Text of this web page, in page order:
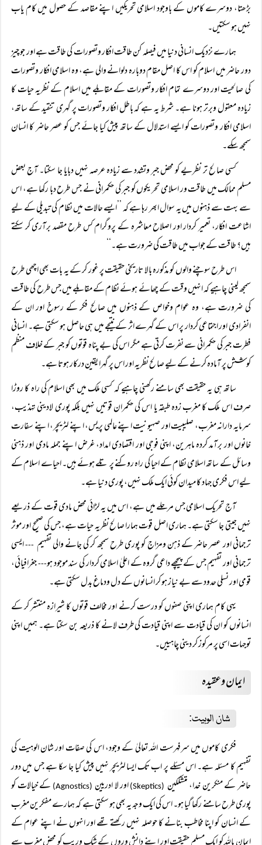
بڑھتا، دوسرے کاموں کے باوجود اسلامی تحریکیں اپنے مقاصد کے حصول میں کام یاب
نہیں ہو سکتیں۔
ہمارے نزدیک انسانی دنیا میں فیصلہ کن طاقت افکار وتصورات کی طاقت ہے اور جو چیز
دور حاضر میں اسلام کو اس کا اصل مقام دوبارہ دلوانے والی ہے، وہ اسلامی افکار وتصورات
کی صالحیت اور دوسرے تمام افکار وتصورات کے مقابلے میں اسلام کے نظریہ حیات کا
زیادہ معقول وبرتر ہونا ہے۔ شرط یہ ہے کہ باطل افکار وتصورات پر گہری تنقید کے ساتھ،
اسلامی افکار وتصورات کو ایسے استدلال کے ساتھ پیش کیا جائے جس کو عصر حاضر کا انسان
سمجھ سکے۔
کسی صالح تر نظریے کو محض جبر وتشدد سے زیادہ عرصہ نہیں دبایا جا سکتا۔ آج بعض
مسلم ممالک میں طاقت ور اسلامی تحریکوں کو جبر کی حکمرانی نے جس طرح دبا رکھا ہے، اس
سے بہت سے ذہنوں میں یہ سوال ابھر رہا ہے کہ ’’ایسے حالات میں نظام کی تبدیلی کے لیے
اشاعت افکار، تعمیر کردار اور اصلاح معاشرہ کے پروگرام کس طرح مقصد برآری کر سکتے
ہیں؟ طاقت کے جواب میں طاقت کی ضرورت ہے۔‘‘
اس طرح سوچنے والوں کو مذکورہ بالا تاریخی حقیقت پر غور کر کے یہ بات بھی اچھی طرح
سمجھ لینی چاہیے کہ انہیں وقت کے چھائے ہوئے نظام کے مقابلے میں جس طرح کی طاقت
کی ضرورت ہے، وہ عوام وخواص کے ذہنوں میں صالح فکر کے رسوخ اور ان کے
انفرادی اور اجتماعی کردار پر اس کے گہرے اثر کے نتیجے میں ہی حاصل ہو سکتی ہے۔ انسانی
فطرت جبر کی حکمرانی سے نفرت کرتی ہے مگر اس کی بے پناہ قوتوں کو جبر کے خلاف منظم
کوشش پر آمادہ کرنے کے لیے صالح نظریہ اور اس پر گہرا یقین درکار ہوتا ہے۔
ساتھ ہی یہ حقیقت بھی سامنے رکھنی چاہیے کہ کسی ملک میں بھی اسلام کی راہ کا روڑا
صرف اس ملک کا مغرب زدہ طبقہ یا اس کی حکمران قوتیں نہیں بلکہ پوری لادینی تہذیب،
سرمایہ دارانہ مغرب، صلیبیت اور صہیونیت اپنے عالمی پریس، اپنے لٹریچر، اپنے سفارت
خانوں اور برآمد کردہ ماہرین، اپنی فوجی اور اقتصادی امداد، غرض اپنے جملہ مادی اور ذہنی
وسائل کے ساتھ اسلامی نظام کے احیا کی راہ روکنے پر تلے ہوئے ہیں۔ احیاے اسلام کے
لیے اس فکری جہاد کا میدان کوئی ایک ملک نہیں، پوری دنیا ہے۔
آج تحریک اسلامی جس مرحلے میں ہے، اس میں یہ لڑائی محض مادی قوت کے ذریعے
نہیں جیتی جا سکتی ہے۔ ہماری اصل قوت ہمارا صالح نظریہ حیات ہے، جس کی صحیح اور موثر
ترجمانی اور عصر حاضر کے ذہن ومزاج کو پوری طرح سمجھ کر کی جانے والی تفہیم ---ایسی
ترجمانی اور تفہیم جس کے پیچھے داعی گروہ کے اعلیٰ اسلامی کردار کی سند موجود ہو---جغرافیائی،
قومی اور نسلی حدود سے بے نیاز ہو کر انسانوں کے دل ودماغ بدل سکتی ہے۔
یہی کام ہماری اپنی صفوں کو درست کرنے اور مخالف قوتوں کا شیرازہ منتشر کر کے
انسانوں کو ان کی قیادت سے اپنی قیادت کی طرف لانے کا ذریعہ بن سکتا ہے۔ ہمیں اپنی
توجہات اسی پر مرکوز کر دینی چاہییں۔
ایمان وعقیدہ
شان الوہیت:
فکری کاموں میں سرفہرست اللہ تعالیٰ کے وجود، اس کی صفات اور شان الوہیت کی
تفہیم کا مسئلہ ہے۔ اس مسئلے پر اب تک ایسا لٹریچر نہیں پیش کیا جا سکا ہے جس میں دور
حاضر کے منکرین خدا، متشککین (Skeptics) اور لا ادریین (Agnostics)
کے خیالات کو
پوری طرح سامنے رکھا گیا ہو۔ اس کی ایک وجہ یہ بھی ہو سکتی ہے کہ ہمارے مفکرین مغرب
کے انسان کو اپنا مخاطب بنانے کا حوصلہ نہیں رکھتے تھے اور انہوں نے اپنے عوام کے